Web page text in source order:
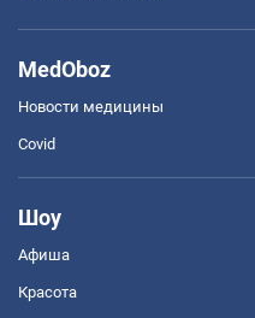
MedOboz
Новости медицины
Covid
Шоу
Афиша
Красота